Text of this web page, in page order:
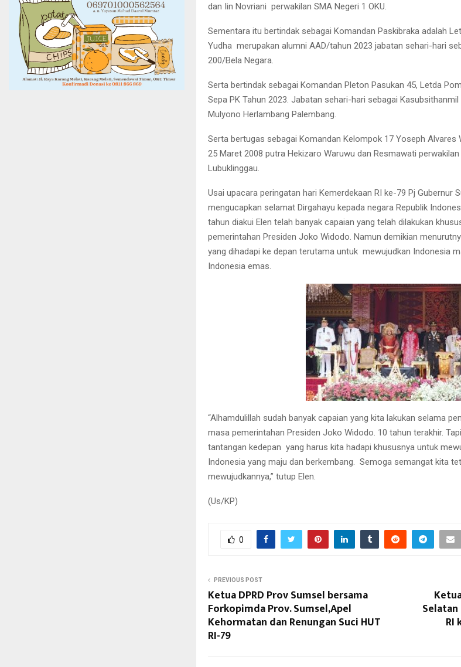
dan Iin Novriani perwakilan SMA Negeri 1 OKU.
Sementara itu bertindak sebagai Komandan Paskibraka adalah
Yudha merupakan alumni AAD/tahun 2023 jabatan sehari-hari
200/Bela Negara.
Serta bertindak sebagai Komandan Pleton Pasukan 45, Letda
Sepa PK Tahun 2023. Jabatan sehari-hari sebagai
Mulyono Herlambang Palembang.
Serta bertugas sebagai Komandan Kelompok 17 Yoseph Alvares
25 Maret 2008 putra Hekizaro Waruwu dan Resmawati
Lubuklinggau.
Usai upacara peringatan hari Kemerdekaan RI ke-79 Pj Gubernur
mengucapkan selamat Dirgahayu kepada negara Republik
tahun diakui Elen telah banyak capaian yang telah dilakukan
pemerintahan Presiden Joko Widodo. Namun demikian
yang dihadapi ke depan terutama untuk mewujudkan Indonesia
Indonesia emas.
“Alhamdulillah sudah banyak capaian yang kita lakukan selama
masa pemerintahan Presiden Joko Widodo. 10 tahun terakhir.
tantangan kedepan yang harus kita hadapi khususnya untuk
Indonesia yang maju dan berkembang. Semoga semangat kita
mewujudkannya,” tutup Elen.
(Us/KP)
0
PREVIOUS POST
Ketua DPRD Prov Sumsel bersama
Forkopimda Prov. Sumsel,Apel
Kehormatan dan Renungan Suci HUT
RI-79
Selatan
RI